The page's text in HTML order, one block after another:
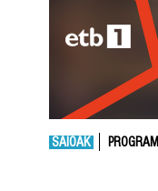
SAIOAK